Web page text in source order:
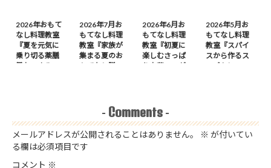
2026年おもて
なし料理教室
『夏を元気に
乗り切る薬膳
風おつまみ
2026年7月お
もてなし料理
教室『家族が
集まる夏のお
もてなし膳』
2026年6月お
もてなし料理
教室『初夏に
楽しむさっぱ
り中華』のが
2026年5月お
もてなし料理
教室『スパイ
スから作るス
ープカレーの
- Comments -
メールアドレスが公開されることはありません。 ※ が付いてい
る欄は必須項目です
コメント ※